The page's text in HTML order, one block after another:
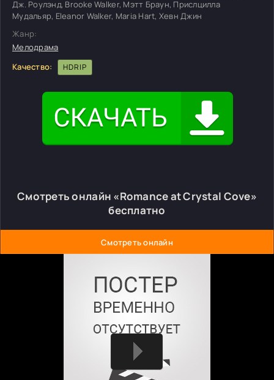
Дж. Роулэнд, Brooke Walker, Мэтт Браун, Прислцилла
Мудальяр, Eleanor Walker, Maria Hart, Хевн Джин
Жанр:
Мелодрама
Качество:
HDRIP
Смотреть онлайн «Romance at Crystal Cove»
бесплатно
Смотреть онлайн